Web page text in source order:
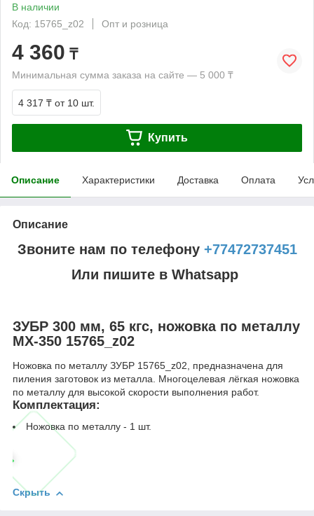
В наличии
Код: 15765_z02
Опт и розница
4 360 ₸
Минимальная сумма заказа на сайте — 5 000 ₸
4 317 ₸ от 10 шт.
Купить
Описание Характеристики Доставка Оплата
Описание
Звоните нам по телефону +77472737451
Или пишите в Whatsapp
ЗУБР 300 мм, 65 кгс, ножовка по металлу
MX-350 15765_z02
Ножовка по металлу ЗУБР 15765_z02, предназначена для
пиления заготовок из металла. Многоцелевая лёгкая ножовка
по металлу для высокой скорости выполнения работ.
Комплектация:
Ножовка по металлу - 1 шт.
Скрыть